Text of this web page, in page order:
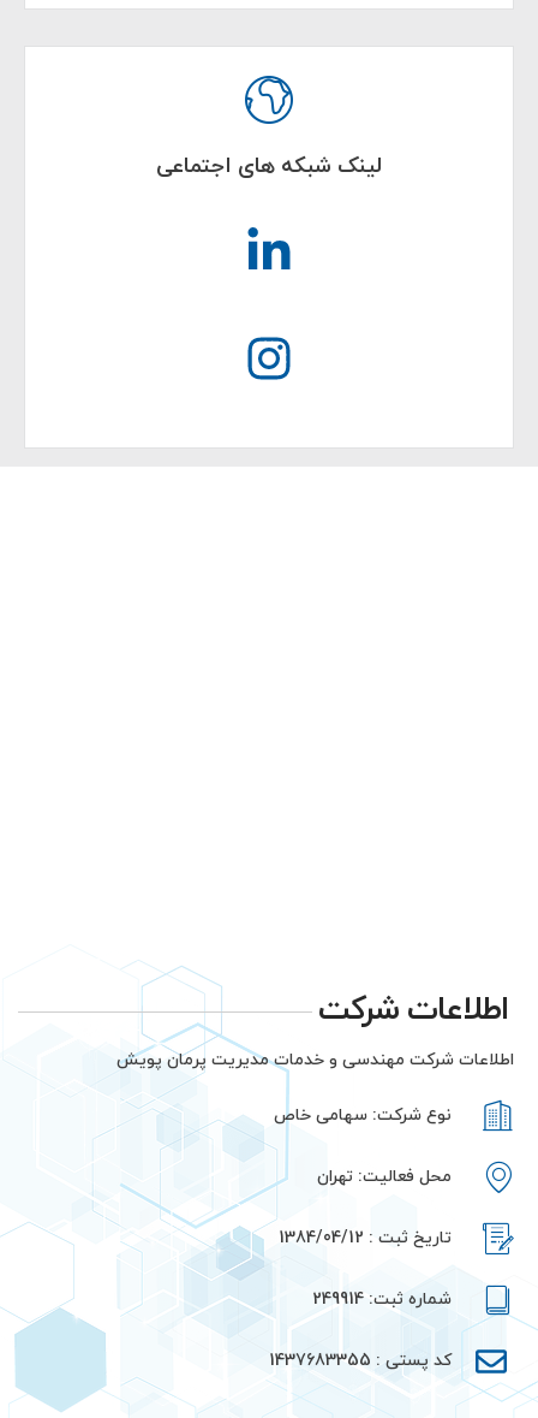
لینک شبکه های اجتماعی
اطلاعات شرکت
اطلاعات شرکت مهندسی و خدمات مدیریت پرمان پویش
نوع شرکت: سهامی خاص
محل فعالیت: تهران
تاریخ ثبت : 1384/04/12
شماره ثبت: 249914
کد پستی : 1437683355
درباره ما
گواهینامه ها و تقدیرنامه ها
اخبار
دسترسی سریع
مسیریابی